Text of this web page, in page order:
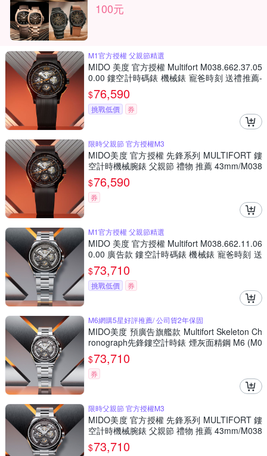
100元
M1官方授權 父親節精選
MIDO 美度 官方授權 Multifort M038.662.37.05
0.00 鏤空計時碼錶 機械錶 寵爸時刻 送禮推薦-
43mm M0386623705000
$76,590
挑戰低價 券
限時父親節 官方授權M3
MIDO美度 官方授權 先鋒系列 MULTIFORT 鏤
空計時機械腕錶 父親節 禮物 推薦 43mm/M038
6623705000
$76,590
券
M1官方授權 父親節精選
MIDO 美度 官方授權 Multifort M038.662.11.06
0.00 廣告款 鏤空計時碼錶 機械錶 寵爸時刻 送
禮推薦-43mm M0386621106000
$73,710
挑戰低價 券
M6網購5星好評推薦/ 公司貨2年保固
MIDO美度 預廣告旗艦款 Multifort Skeleton Ch
ronograph先鋒鏤空計時錶 煙灰面精鋼 M6 (M0
386621106000)
$73,710
券
限時父親節 官方授權M3
MIDO美度 官方授權 先鋒系列 MULTIFORT 鏤
空計時機械腕錶 父親節 禮物 推薦 43mm/M038
6621106000
$73,710